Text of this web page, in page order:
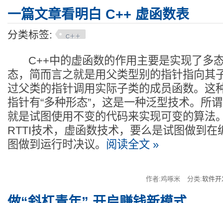
一篇文章看明白 C++ 虚函数表
分类标签: C＋＋
C++中的虚函数的作用主要是实现了多
态，简而言之就是用父类型别的指针指向其
过父类的指针调用实际子类的成员函数。这
指针有“多种形态”，这是一种泛型技术。所
就是试图使用不变的代码来实现可变的算法
RTTI技术，虚函数技术，要么是试图做到在
图做到运行时决议。 阅读全文 »
作者:鸡啄米 分类:软件开